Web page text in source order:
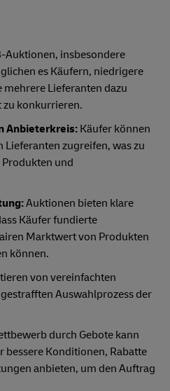
Auktionen, insbesondere
es Käufern, niedrigere
mehrere Lieferanten dazu
zu konkurrieren.
Anbieterkreis: Käufer können
zugreifen, was zu
und
Auktionen bieten klare
Käufer fundierte
Marktwert von Produkten
können.
von vereinfachten
Auswahlprozess der
durch Gebote kann
bessere Konditionen, Rabatte
anbieten, um den Auftrag